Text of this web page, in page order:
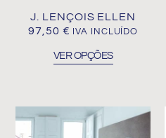
J. LENÇOIS ELLEN
97,50 € IVA INCLUÍDO
VER OPÇÕES
chosen
on
the
PRICE
RANGE: